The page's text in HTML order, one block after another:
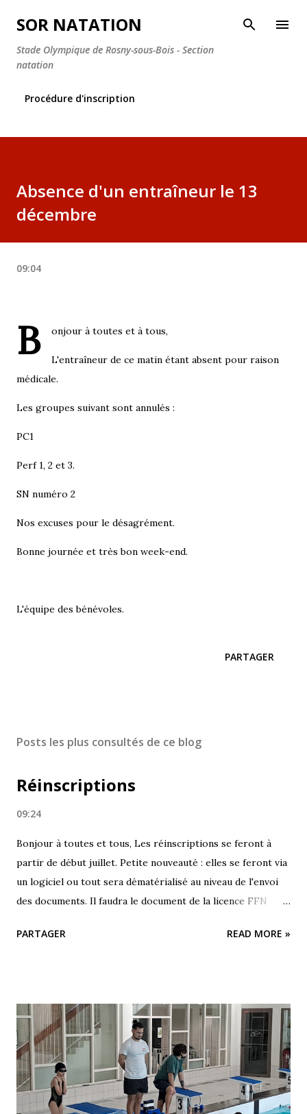
Accéder au contenu principal
SOR NATATION
Stade Olympique de Rosny-sous-Bois - Section
natation
Procédure d'inscription
Absence d'un entraîneur le 13
décembre
09:04
B onjour à toutes et à tous,
L'entraîneur de ce matin étant absent pour raison
médicale.
Les groupes suivant sont annulés :
PC1
Perf 1, 2 et 3.
SN numéro 2
Nos excuses pour le désagrément.
Bonne journée et très bon week-end.
L'équipe des bénévoles.
PARTAGER
Posts les plus consultés de ce blog
Réinscriptions
09:24
Bonjour à toutes et tous, Les réinscriptions se feront à
partir de début juillet. Petite nouveauté : elles se feront via
un logiciel ou tout sera dématérialisé au niveau de l'envoi
des documents. Il faudra le document de la licence FFN
mois. Plus aucune inscription ne sera prise par voie
PARTAGER READ MORE »